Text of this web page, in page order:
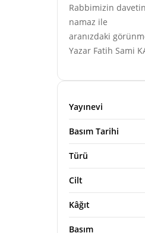
Rabbimizin
namaz ile
aranızdaki
Yazar Fatih Sami
Yayınevi
Basım Tarihi
Türü
Cilt
Kâğıt
Basım